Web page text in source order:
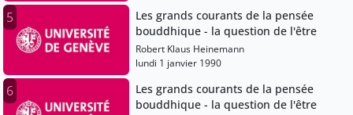
5
Les grands courants de la pensée
bouddhique - la question de l'être
Robert Klaus Heinemann
lundi 1 janvier 1990
6
Les grands courants de la pensée
bouddhique - la question de l'être